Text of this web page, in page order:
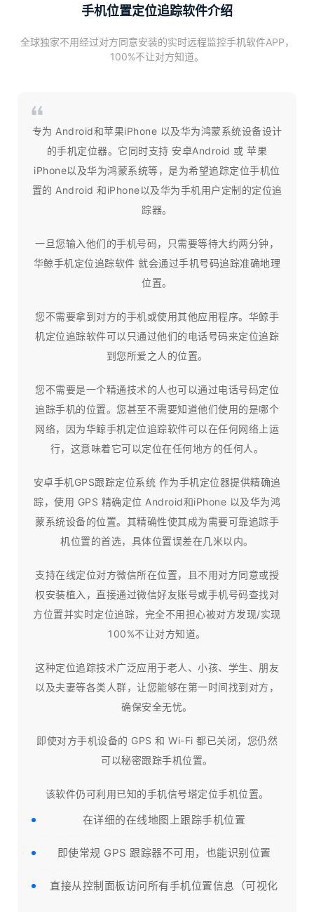
手机位置定位追踪软件介绍
全球独家不用经过对方同意安装的实时远程监控手机软件APP，
100%不让对方知道。
专为 Android和苹果iPhone 以及华为鸿蒙系统设备设计
的手机定位器。它同时支持 安卓Android 或 苹果
iPhone以及华为鸿蒙系统等，是为希望追踪定位手机位
置的 Android 和iPhone以及华为手机用户定制的定位追
踪器。
一旦您输入他们的手机号码，只需要等待大约两分钟，
华鲸手机定位追踪软件 就会通过手机号码追踪准确地理
位置。
您不需要拿到对方的手机或使用其他应用程序。华鲸手
机定位追踪软件可以只通过他们的电话号码来定位追踪
到您所爱之人的位置。
您不需要是一个精通技术的人也可以通过电话号码定位
追踪手机的位置。您甚至不需要知道他们使用的是哪个
网络，因为华鲸手机定位追踪软件可以在任何网络上运
行，这意味着它可以定位在任何地方的任何人。
安卓手机GPS跟踪定位系统 作为手机定位器提供精确追
踪，使用 GPS 精确定位 Android和iPhone 以及华为鸿
蒙系统设备的位置。其精确性使其成为需要可靠追踪手
机位置的首选，具体位置误差在几米以内。
支持在线定位对方微信所在位置，且不用对方同意或授
权安装植入，直接通过微信好友账号或手机号码查找对
方位置并实时定位追踪，完全不用担心被对方发现/实现
100%不让对方知道。
这种定位追踪技术广泛应用于老人、小孩、学生、朋友
以及夫妻等各类人群，让您能够在第一时间找到对方，
确保安全无忧。
即使对方手机设备的 GPS 和 Wi-Fi 都已关闭，您仍然
可以秘密跟踪手机位置。
该软件仍可利用已知的手机信号塔定位手机位置。
在详细的在线地图上跟踪手机位置
即使常规 GPS 跟踪器不可用，也能识别位置
直接从控制面板访问所有手机位置信息（可视化